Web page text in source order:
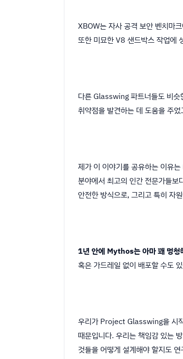
XBOW는 자사 공격 보안 벤치
또한 미묘한 V8 샌드박스 작업에
다른 Glasswing 파트너들도 비
취약점을 발견하는 데 도움을 주
제가 이 이야기를 공유하는 이유
분야에서 최고의 인간 전문가들보
안전한 방식으로, 그리고 특히 자
1년 안에 Mythos는 아마 꽤 멍청
혹은 가드레일 없이 배포할 수도
우리가 Project Glasswing을 시
때문입니다. 우리는 책임감 있는
것들을 어떻게 설계해야 할지도